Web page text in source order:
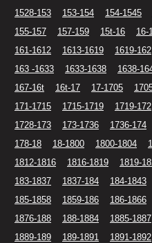
1528-153
153-154 154-1545
155-157
157-159 15t-16 16-
161-1612
1613-1619 1619-162
163 -1633
1633-1638 1638-
167-16t
16t-17 17-1705
171-1715
1715-1719 1719-172
1728-173
173-1736 1736-174
178-18
18-1800 1800-1804
1812-1816
1816-1819 1819-
183-1837
1837-184 184-1843
185-1858
1859-186 186-1866
1876-188
188-1884 1885-1887
1889-189
189-1891 1891-1892